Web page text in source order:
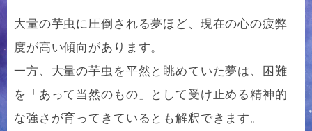
大量の芋虫に圧倒される夢ほど、現在の心の疲弊
度が高い傾向があります。
一方、大量の芋虫を平然と眺めていた夢は、困難
を「あって当然のもの」として受け止める精神的
な強さが育ってきているとも解釈できます。